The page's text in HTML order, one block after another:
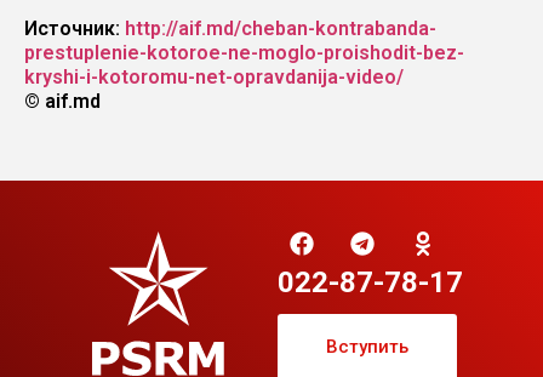
Источник: http://aif.md/cheban-kontrabanda-
prestuplenie-kotoroe-ne-moglo-proishodit-bez-
kryshi-i-kotoromu-net-opravdanija-video/
© aif.md
022-87-78-17
Вступить